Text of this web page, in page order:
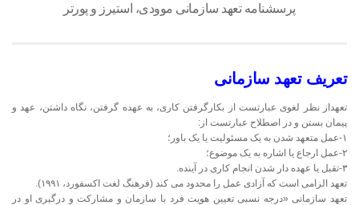
پرسشنامه تعهد سازمانی موودی، استیرز و پورتر
تعریف تعهد سازمانی
تعهداز نظر لغوی عبارتست از بکارگرفتن کاری، به عهده گرفتن، نگاه داشتن، عهد و
پیمان بستن و در اصطلاح عبارتست از:
١-عمل متعهد شدن به یک مسئولیت یا یک باور؛
٢-عمل ارجاع یا اشاره به یک موضوع؛
٣-تقبل یا عهده دار شدن انجام کاری در آینده.
تعهد الزامی است که آزادی عمل را محدود می کند (فرهنگ لغت اکسفورد، ١٩٩١).
تعهد سازمانی «درجه نسبی تعیین هویت فرد با سازمان و مشارکت و درگیری او در